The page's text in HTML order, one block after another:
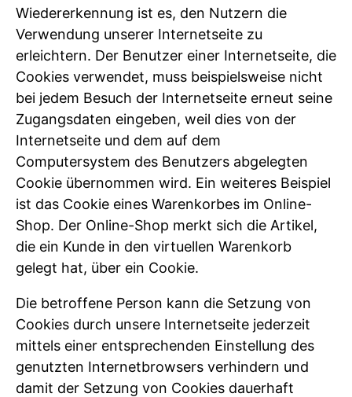
Wiedererkennung ist es, den Nutzern die
Verwendung unserer Internetseite zu
erleichtern. Der Benutzer einer Internetseite, die
Cookies verwendet, muss beispielsweise nicht
bei jedem Besuch der Internetseite erneut seine
Zugangsdaten eingeben, weil dies von der
Internetseite und dem auf dem
Computersystem des Benutzers abgelegten
Cookie übernommen wird. Ein weiteres Beispiel
ist das Cookie eines Warenkorbes im Online-
Shop. Der Online-Shop merkt sich die Artikel,
die ein Kunde in den virtuellen Warenkorb
gelegt hat, über ein Cookie.
Die betroffene Person kann die Setzung von
Cookies durch unsere Internetseite jederzeit
mittels einer entsprechenden Einstellung des
genutzten Internetbrowsers verhindern und
damit der Setzung von Cookies dauerhaft